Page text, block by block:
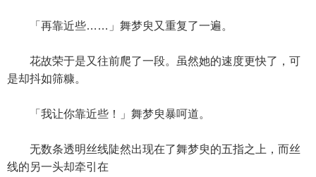
「再靠近些……」舞梦臾又重复了一遍。
花故荣于是又往前爬了一段。虽然她的速度更快了，可
是却抖如筛糠。
「我让你靠近些！」舞梦臾暴呵道。
无数条透明丝线陡然出现在了舞梦臾的五指之上，而丝
线的另一头却牵引在